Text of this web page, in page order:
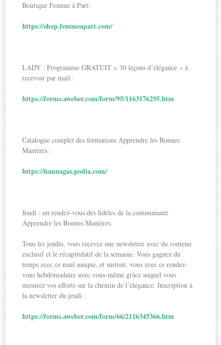
Boutique Femme à Part:
https://shop.femmeapart.com/
LADY : Programme GRATUIT « 30 leçons d’élégance » à
recevoir par mail :
https://forms.aweber.com/form/95/1163176295.htm
Catalogue complet des formations Apprendre les Bonnes
Manières :
https://hannagas.podia.com/
Jeudi : un rendez-vous des fidèles de la communauté
Apprendre les Bonnes Manières.
Tous les jeudis, vous recevez une newsletter avec du contenu
exclusif et le récapitulatif de la semaine. Vous gagnez du
temps avec ce mail unique, et surtout, vous avec ce rendez-
vous hebdomadaire avec vous-même grâce auquel vous
mesurez vos efforts sur la chemin de l’élégance. Inscription à
la newsletter du jeudi :
https://forms.aweber.com/form/66/2116345366.htm